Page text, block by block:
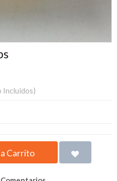
Incluidos)
Carrito